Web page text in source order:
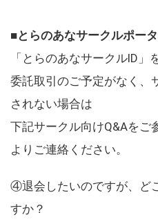
■とらのあなサークルポー
「とらのあなサークルID
委託取引のご予定がなく、
されない場合は
下記サークル向けQ&Aをご
よりご連絡ください。
④退会したいのですが、ど
すか？